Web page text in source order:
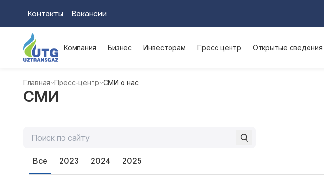
Контакты Вакансии
Компания Бизнес Инвесторам Пресс центр Открытые сведения
Главная Пресс-центр СМИ о нас
СМИ
Все 2023 2024 2025